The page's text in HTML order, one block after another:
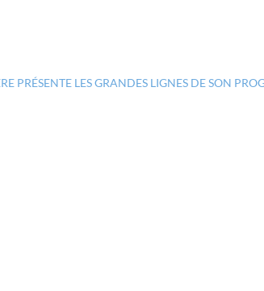
PRÉSENTE LES GRANDES LIGNES DE SON